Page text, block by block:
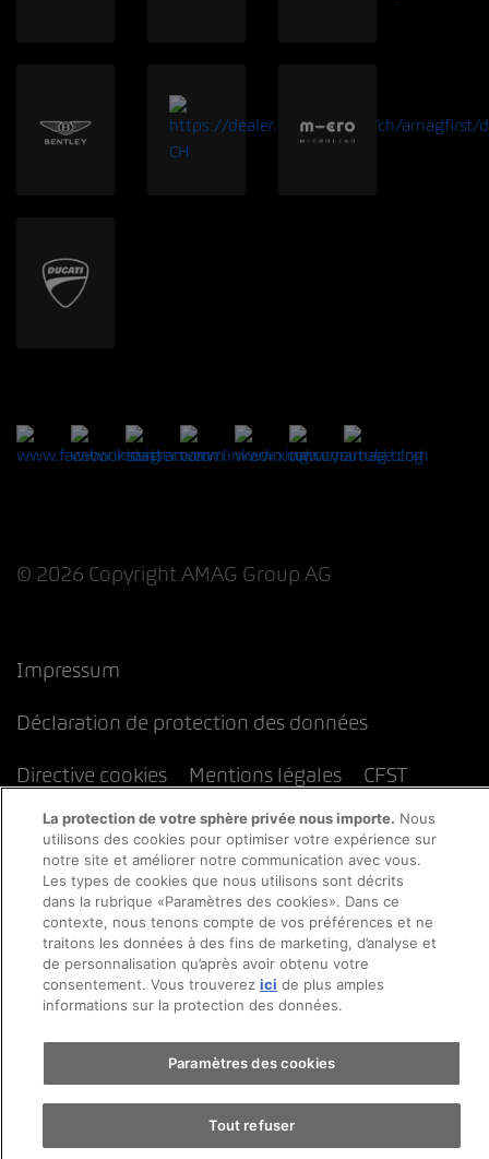
© 2026 Copyright AMAG Group AG
Impressum
Déclaration de protection des données
Directive cookies Mentions légales CFST
La protection de votre sphère privée nous importe. Nous
utilisons des cookies pour optimiser votre expérience sur
notre site et améliorer notre communication avec vous.
Les types de cookies que nous utilisons sont décrits
dans la rubrique «Paramètres des cookies». Dans ce
contexte, nous tenons compte de vos préférences et ne
traitons les données à des fins de marketing, d’analyse et
de personnalisation qu’après avoir obtenu votre
consentement. Vous trouverezici de plus amples
informations sur la protection des données.
Paramètres des cookies
Tout refuser